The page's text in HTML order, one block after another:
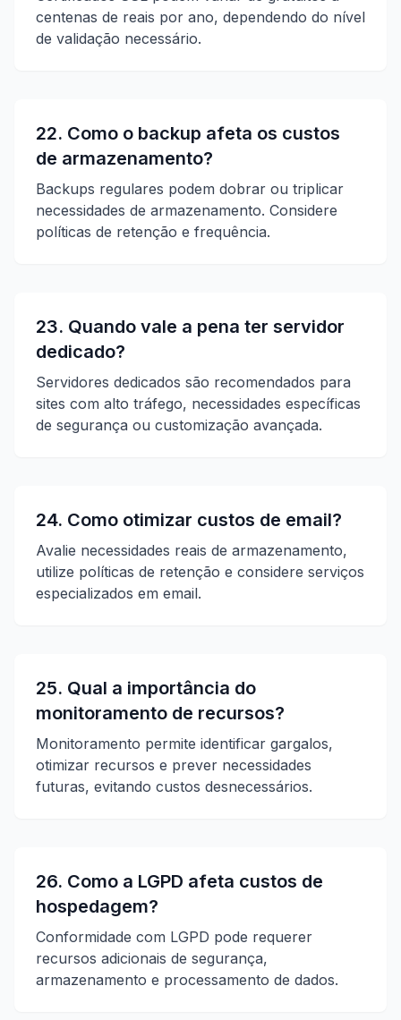
centenas de reais por ano, dependendo do nível
de validação necessário.
22. Como o backup afeta os custos
de armazenamento?
Backups regulares podem dobrar ou triplicar
necessidades de armazenamento. Considere
políticas de retenção e frequência.
23. Quando vale a pena ter servidor
dedicado?
Servidores dedicados são recomendados para
sites com alto tráfego, necessidades específicas
de segurança ou customização avançada.
24. Como otimizar custos de email?
Avalie necessidades reais de armazenamento,
utilize políticas de retenção e considere serviços
especializados em email.
25. Qual a importância do
monitoramento de recursos?
Monitoramento permite identificar gargalos,
otimizar recursos e prever necessidades
futuras, evitando custos desnecessários.
26. Como a LGPD afeta custos de
hospedagem?
Conformidade com LGPD pode requerer
recursos adicionais de segurança,
armazenamento e processamento de dados.